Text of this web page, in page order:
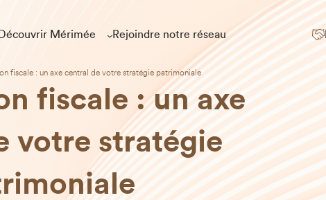
Mérimée Rejoindre notre réseau
fiscale : un axe central de votre stratégie patrimoniale
fiscale : un axe
votre stratégie